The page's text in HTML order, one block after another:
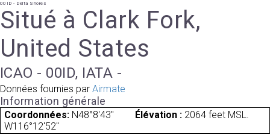
00ID - Delta Shores
Situé à Clark Fork,
United States
ICAO - 00ID, IATA -
Données fournies par Airmate
Information générale
Coordonnées: N48°8'43"
W116°12'52"
Élévation : 2064 feet MSL.